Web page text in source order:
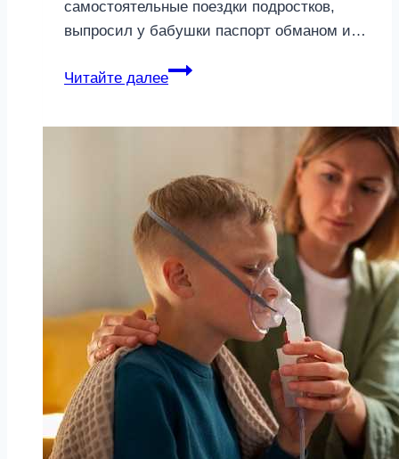
самостоятельные поездки подростков,
выпросил у бабушки паспорт обманом и…
Читайте далее
Как
в
лагерь